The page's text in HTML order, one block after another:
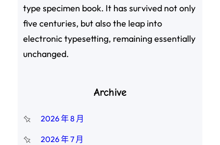
type specimen book. It has survived not only
five centuries, but also the leap into
electronic typesetting, remaining essentially
unchanged.
Archive
2026 年 8 月
2026 年 7 月